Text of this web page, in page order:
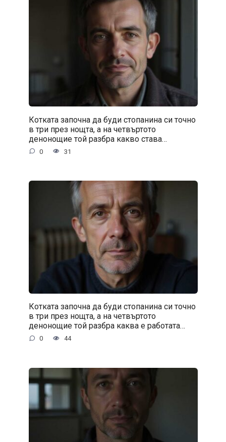
Котката започна да буди стопанина си точно
в три през нощта, а на четвъртото
денонощие той разбра какво става…
0 31
Котката започна да буди стопанина си точно
в три през нощта, а на четвъртото
денонощие той разбра каква е работата…
0 44